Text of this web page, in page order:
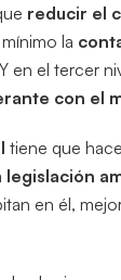
reducir el
la
en el tercer
con el
tiene que
legislación
en él,